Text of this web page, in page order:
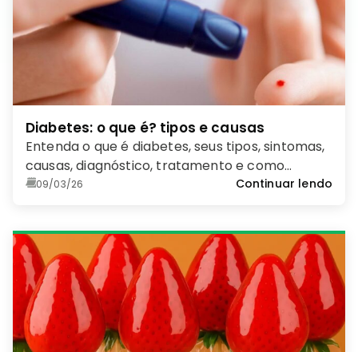
Diabetes: o que é? tipos e causas
Entenda o que é diabetes, seus tipos, sintomas,
causas, diagnóstico, tratamento e como
prevenir essa doença metabólica comum.
09/03/26 Continuar lendo